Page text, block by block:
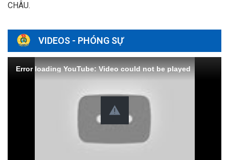
CHÂU.
VIDEOS - PHÓNG SỰ
Error loading YouTube: Video could not be played